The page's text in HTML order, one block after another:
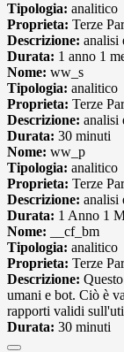
Tipologia: analitico
Proprieta: Terze
Descrizione: analisi
Durata: 1 anno 1
Nome: ww_s
Tipologia: analitico
Proprieta: Terze
Descrizione: analisi
Durata: 30 minuti
Nome: ww_p
Tipologia: analitico
Proprieta: Terze
Descrizione: analisi
Durata: 1 Anno 1
Nome: __cf_bm
Tipologia: analitico
Proprieta: Terze
Descrizione:
umani e bot. Ciò è
rapporti validi
Durata: 30 minuti